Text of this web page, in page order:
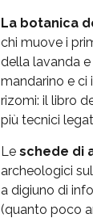
La botanica
chi muove i
della lavanda
mandarino e ci
rizomi: il libro
più tecnici
Le schede di
archeologici
a digiuno di
(quanto poco